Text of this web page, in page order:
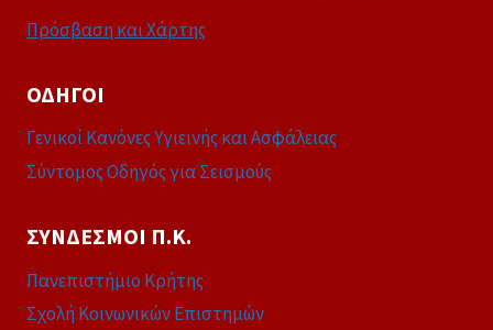
Πρόσβαση και Χάρτης
ΟΔΗΓΟΊ
Γενικοί Κανόνες Υγιεινής και Ασφάλειας
Σύντομος Οδηγός για Σεισμούς
ΣΎΝΔΕΣΜΟΙ Π.Κ.
Πανεπιστήμιο Κρήτης
Σχολή Κοινωνικών Επιστημών